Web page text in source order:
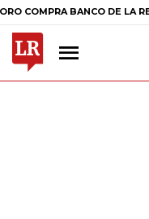
BANCO DE LA REPÚBLICA